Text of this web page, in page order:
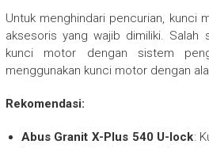
Untuk menghindari pencurian, kunci
aksesoris yang wajib dimiliki. Salah
kunci motor dengan sistem
menggunakan kunci motor dengan
Rekomendasi:
Abus Granit X-Plus 540 U-lock: